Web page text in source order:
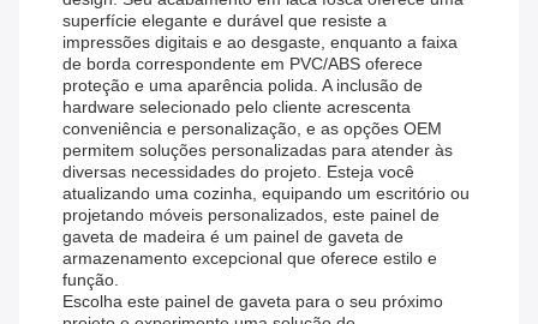
superfície elegante e durável que resiste a
impressões digitais e ao desgaste, enquanto a faixa
de borda correspondente em PVC/ABS oferece
proteção e uma aparência polida. A inclusão de
hardware selecionado pelo cliente acrescenta
conveniência e personalização, e as opções OEM
permitem soluções personalizadas para atender às
diversas necessidades do projeto. Esteja você
atualizando uma cozinha, equipando um escritório ou
projetando móveis personalizados, este painel de
gaveta de madeira é um painel de gaveta de
armazenamento excepcional que oferece estilo e
função.
Escolha este painel de gaveta para o seu próximo